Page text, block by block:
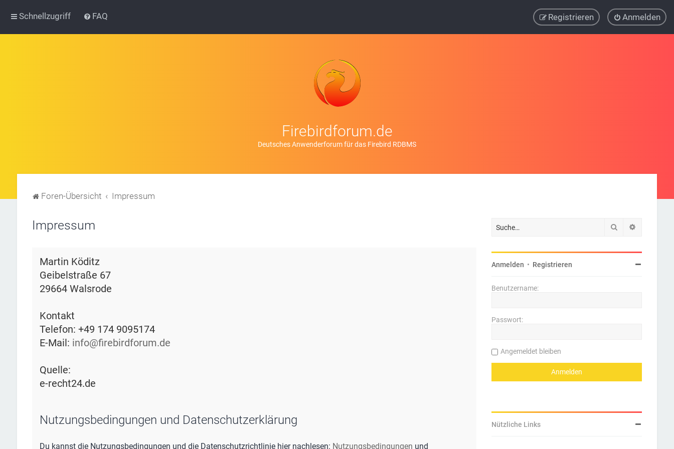
Schnellzugriff FAQ Anmelden
Registrieren
Firebirdforum.de
Deutsches Anwenderforum für das Firebird RDBMS
Foren-Übersicht Impressum
Impressum
Martin Köditz
Geibelstraße 67
29664 Walsrode
Kontakt
Telefon: +49 174 9095174
E-Mail: info@firebirdforum.de
Quelle:
e-recht24.de
Nutzungsbedingungen und Datenschutzerklärung
Du kannst die Nutzungsbedingungen und die Datenschutzrichtlinie hier nachlesen: Nutzungsbedingungen und
Suche
Anmelden • Registrieren
Benutzername:
Passwort:
Angemeldet bleiben
Nützliche Links